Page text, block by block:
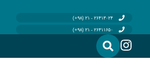
۲۶۴۱۳۰۲۴ - ۲۱ (۹۸+)
۲۶۴۱۱۶۵۰ - ۲۱ (۹۸+)